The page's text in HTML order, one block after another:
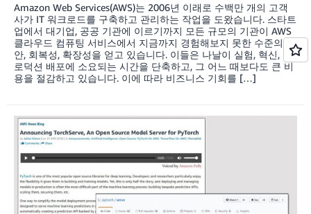
Amazon Web Services(AWS)는 2006년 이래로 수백만 개의 고객
사가 IT 워크로드를 구축하고 관리하는 작업을 도왔습니다. 스타트
업에서 대기업, 공공 기관에 이르기까지 모든 규모의 기관이 AWS
클라우드 컴퓨팅 서비스에서 지금까지 경험해보지 못한 수준의 보
안, 회복성, 확장성을 얻고 있습니다. 이들은 나날이 실험, 혁신, 프
로덕션 배포에 소요되는 시간을 단축하고, 그 어느 때보다도 큰 비
용을 절감하고 있습니다. 이에 따라 비즈니스 기회를 […]